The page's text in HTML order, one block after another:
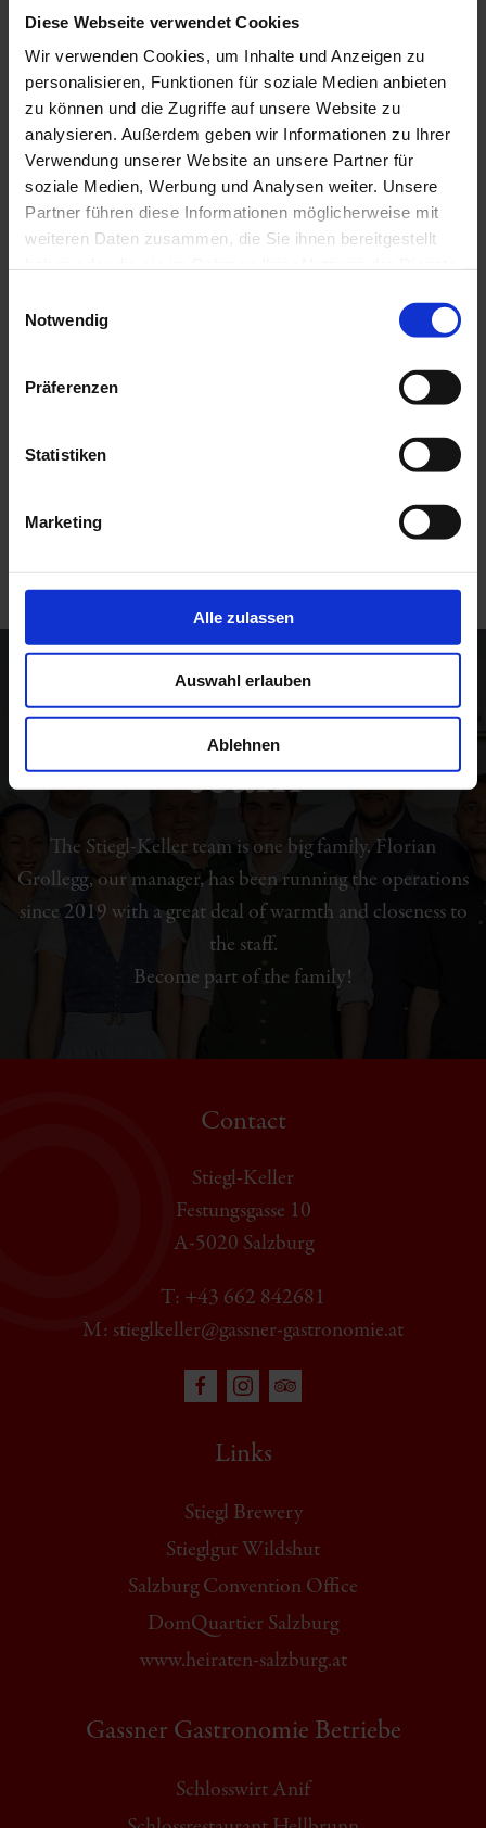
Diese Webseite verwendet Cookies
Wir verwenden Cookies, um Inhalte und Anzeigen zu
personalisieren, Funktionen für soziale Medien anbieten
zu können und die Zugriffe auf unsere Website zu
analysieren. Außerdem geben wir Informationen zu Ihrer
Verwendung unserer Website an unsere Partner für
soziale Medien, Werbung und Analysen weiter. Unsere
Partner führen diese Informationen möglicherweise mit
weiteren Daten zusammen, die Sie ihnen bereitgestellt
Notwendig
Präferenzen
Statistiken
Marketing
Alle zulassen
Auswahl erlauben
Ablehnen
Reservation
Please make your reservation in good time by
phone
One family, one
team
The Stiegl-Keller team is one big family. Florian
Grollegg, our manager, has been running the operations
since 2019 with a great deal of warmth and closeness to
the staff.
Become part of the family!
Contact
Stiegl-Keller
Festungsgasse 10
A-5020 Salzburg
T: +43 662 842681
M: stieglkeller@gassner-gastronomie.at
Links
Stiegl Brewery
Stieglgut Wildshut
Salzburg Convention Office
DomQuartier Salzburg
www.heiraten-salzburg.at
Gassner Gastronomie Betriebe
Schlosswirt Anif